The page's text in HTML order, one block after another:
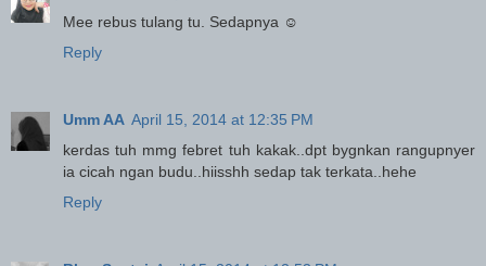
Mee rebus tulang tu. Sedapnya ☺
Reply
Umm AA April 15, 2014 at 12:35 PM
kerdas tuh mmg febret tuh kakak..dpt bygnkan rangupnyer
ia cicah ngan budu..hiisshh sedap tak terkata..hehe
Reply